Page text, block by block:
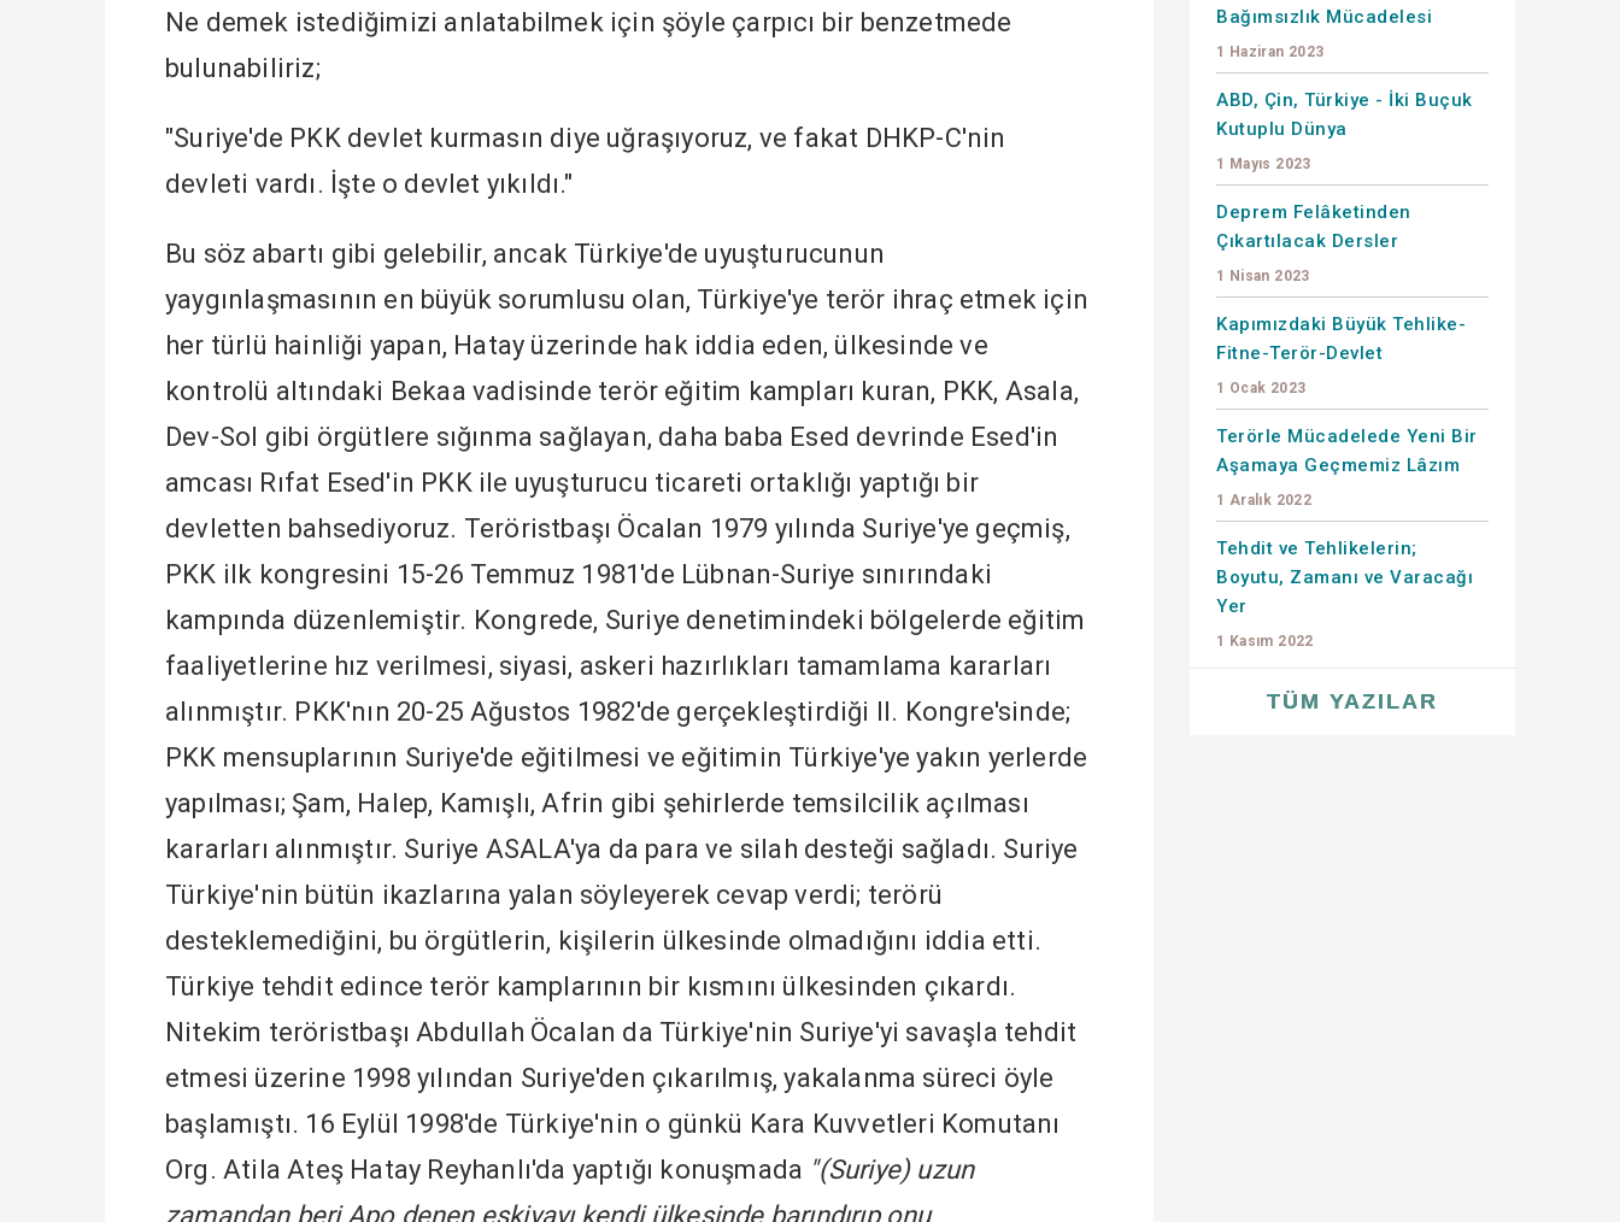
Ne demek istediğimizi anlatabilmek için şöyle çarpıcı bir benzetmede
bulunabiliriz;
"Suriye'de PKK devlet kurmasın diye uğraşıyoruz, ve fakat DHKP-C'nin
devleti vardı. İşte o devlet yıkıldı."
Bu söz abartı gibi gelebilir, ancak Türkiye'de uyuşturucunun
yaygınlaşmasının en büyük sorumlusu olan, Türkiye'ye terör ihraç etmek için
her türlü hainliği yapan, Hatay üzerinde hak iddia eden, ülkesinde ve
kontrolü altındaki Bekaa vadisinde terör eğitim kampları kuran, PKK, Asala,
Dev-Sol gibi örgütlere sığınma sağlayan, daha baba Esed devrinde Esed'in
amcası Rıfat Esed'in PKK ile uyuşturucu ticareti ortaklığı yaptığı bir
devletten bahsediyoruz. Teröristbaşı Öcalan 1979 yılında Suriye'ye geçmiş,
PKK ilk kongresini 15-26 Temmuz 1981'de Lübnan-Suriye sınırındaki
kampında düzenlemiştir. Kongrede, Suriye denetimindeki bölgelerde eğitim
faaliyetlerine hız verilmesi, siyasi, askeri hazırlıkları tamamlama kararları
alınmıştır. PKK'nın 20-25 Ağustos 1982'de gerçekleştirdiği II. Kongre'sinde;
PKK mensuplarının Suriye'de eğitilmesi ve eğitimin Türkiye'ye yakın yerlerde
yapılması; Şam, Halep, Kamışlı, Afrin gibi şehirlerde temsilcilik açılması
kararları alınmıştır. Suriye ASALA'ya da para ve silah desteği sağladı. Suriye
Türkiye'nin bütün ikazlarına yalan söyleyerek cevap verdi; terörü
desteklemediğini, bu örgütlerin, kişilerin ülkesinde olmadığını iddia etti.
Türkiye tehdit edince terör kamplarının bir kısmını ülkesinden çıkardı.
Nitekim teröristbaşı Abdullah Öcalan da Türkiye'nin Suriye'yi savaşla tehdit
etmesi üzerine 1998 yılından Suriye'den çıkarılmış, yakalanma süreci öyle
başlamıştı. 16 Eylül 1998'de Türkiye'nin o günkü Kara Kuvvetleri Komutanı
Org. Atila Ateş Hatay Reyhanlı'da yaptığı konuşmada "(Suriye) uzun
zamandan beri Apo denen eşkiyayı kendi ülkesinde barındırıp onu
Bağımsızlık Mücadelesi
1 Haziran 2023
ABD, Çin, Türkiye - İki Buçuk
Kutuplu Dünya
1 Mayıs 2023
Deprem Felâketinden
Çıkartılacak Dersler
1 Nisan 2023
Kapımızdaki Büyük Tehlike-
Fitne-Terör-Devlet
1 Ocak 2023
Terörle Mücadelede Yeni Bir
Aşamaya Geçmemiz Lâzım
1 Aralık 2022
Tehdit ve Tehlikelerin;
Boyutu, Zamanı ve Varacağı
Yer
1 Kasım 2022
TÜM YAZILAR